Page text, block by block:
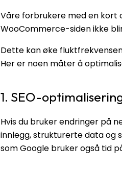
Våre forbrukere med en
WooCommerce-siden ikke
Dette kan øke
Her er noen måter å
1. SEO-
Hvis du bruker endringer på
innlegg, strukturerte data og
som Google bruker også tid